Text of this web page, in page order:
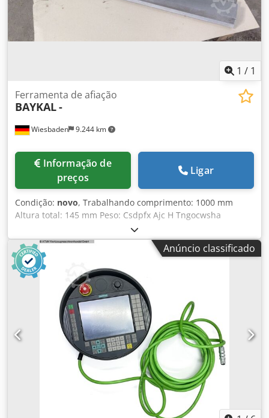
1 / 1
Wiesbaden 9.244 km
Ferramenta de afiação
BAYKAL-
preços
Ligar
Condição: novo, Trabalhando comprimento: 1000 mm
Altura total: 145 mm Peso: Csdpfx Ajc H Tngocwsha
Anúncio classificado